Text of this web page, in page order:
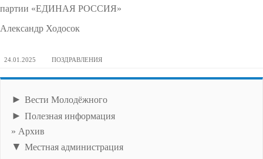
партии «ЕДИНАЯ РОССИЯ»
Александр Ходосок
24.01.2025 ПОЗДРАВЛЕНИЯ
► Вести Молодёжного
► Полезная информация
Архив
▼ Местная администрация